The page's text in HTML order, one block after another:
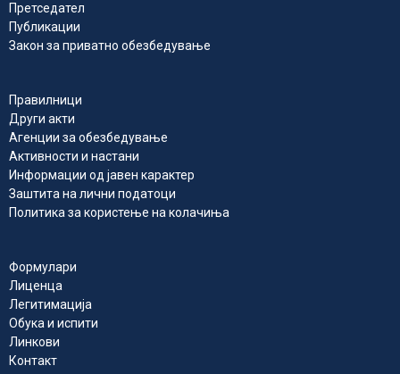
Претседател
Публикации
Закон за приватно обезбедување
Правилници
Други акти
Агенции за обезбедување
Активности и настани
Информации од јавен карактер
Заштита на лични податоци
Политика за користење на колачиња
Формулари
Лиценца
Легитимација
Обука и испити
Линкови
Контакт